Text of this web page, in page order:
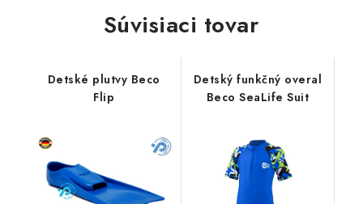
Súvisiaci tovar
Detské plutvy Beco
Flip
Detský funkčný overal
Beco SeaLife Suit